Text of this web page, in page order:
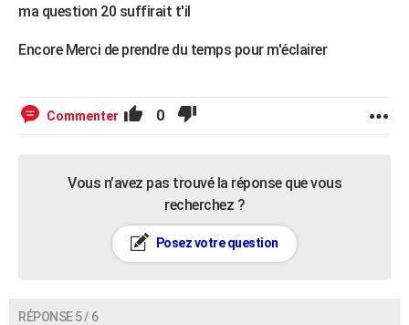
ma question 20 suffirait t'il
Encore Merci de prendre du temps pour m'éclairer
Commenter 0
Vous n’avez pas trouvé la réponse que vous
recherchez ?
Posez votre question
RÉPONSE 5 / 6